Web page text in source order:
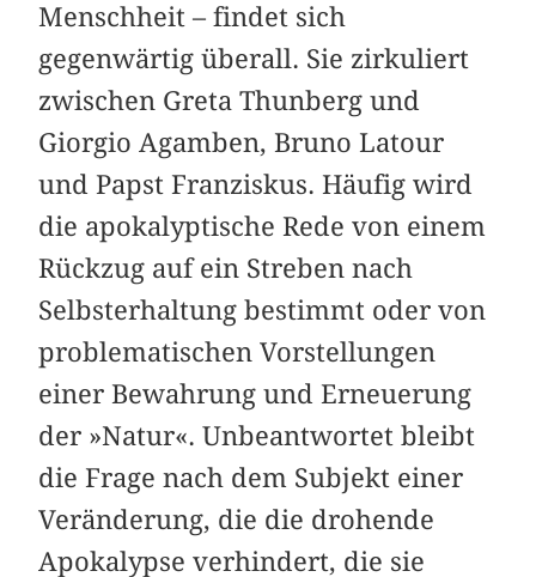
Menschheit – findet sich
gegenwärtig überall. Sie zirkuliert
zwischen Greta Thunberg und
Giorgio Agamben, Bruno Latour
und Papst Franziskus. Häufig wird
die apokalyptische Rede von einem
Rückzug auf ein Streben nach
Selbsterhaltung bestimmt oder von
problematischen Vorstellungen
einer Bewahrung und Erneuerung
der »Natur«. Unbeantwortet bleibt
die Frage nach dem Subjekt einer
Veränderung, die die drohende
Apokalypse verhindert, die sie